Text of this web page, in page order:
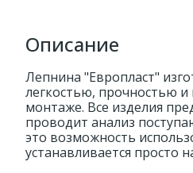
Описание
Лепнина "Европласт"
легкостью, прочностью и
монтаже. Все изделия
проводит анализ
это возможность
устанавливается просто